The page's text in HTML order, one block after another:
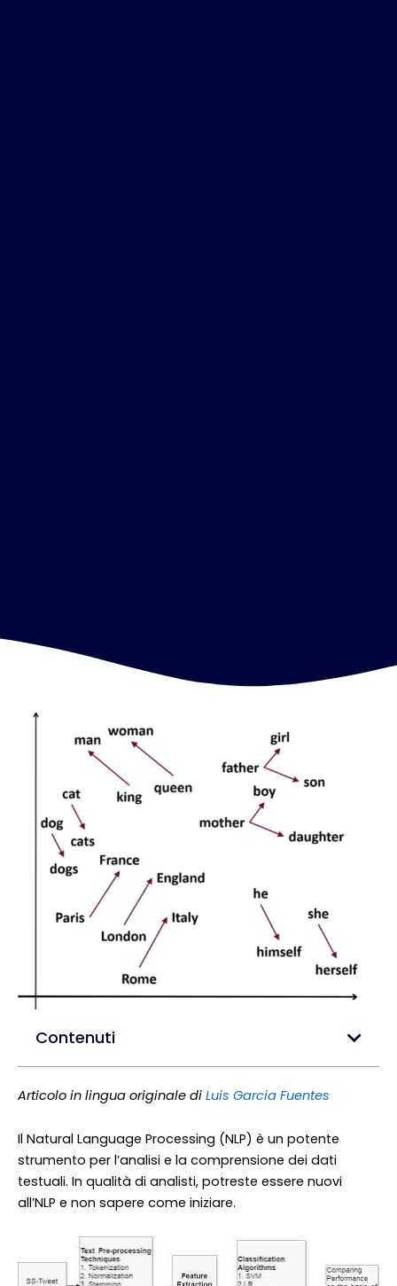
Articolo in lingua originale di Luis Garcia Fuentes
Il Natural Language Processing (NLP) è un potente
strumento per l’analisi e la comprensione dei dati
testuali. In qualità di analisti, potreste essere nuovi
all’NLP e non sapere come iniziare.
Contenuti